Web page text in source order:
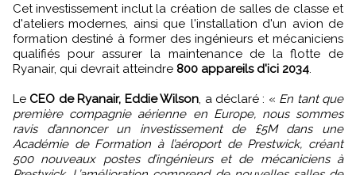
Cet investissement inclut la création de salles de classe et
d'ateliers modernes, ainsi que l'installation d'un avion de
formation destiné à former des ingénieurs et mécaniciens
qualifiés pour assurer la maintenance de la flotte de
Ryanair, qui devrait atteindre 800 appareils d'ici 2034.
Le CEO de Ryanair, Eddie Wilson, a déclaré : « En tant que
première compagnie aérienne en Europe, nous sommes
ravis d’annoncer un investissement de £5M dans une
Académie de Formation à l’aéroport de Prestwick, créant
500 nouveaux postes d’ingénieurs et de mécaniciens à